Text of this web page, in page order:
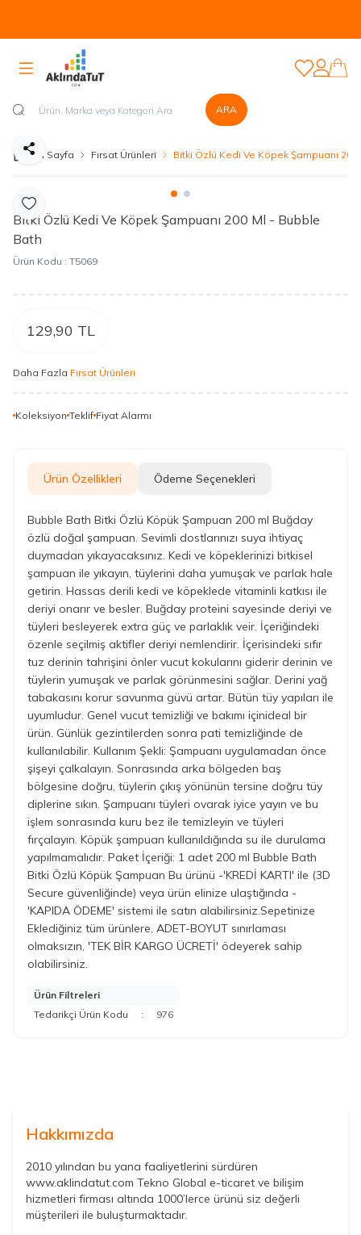
ARA
Hesabım
Favorilerim
Ana Sayfa Fırsat Ürünleri Bitki Özlü Kedi Ve Köpek Şampuanı
Favoriye Ekle
Paylaş
Bitki Özlü Kedi Ve Köpek Şampuanı 200 Ml - Bubble
Bath
Ürün Kodu : T5069
129,90 TL
Daha Fazla Fırsat Ürünleri
Koleksiyon Teklif Fiyat Alarmı
Ürün Özellikleri Ödeme Seçenekleri
Bubble Bath Bitki Özlü Köpük Şampuan 200 ml Buğday
özlü doğal şampuan. Sevimli dostlarınızı suya ihtiyaç
duymadan yıkayacaksınız. Kedi ve köpeklerinizi bitkisel
şampuan ile yıkayın, tüylerini daha yumuşak ve parlak hale
getirin. Hassas derili kedi ve köpeklede vitaminli katkısı ile
deriyi onarır ve besler. Buğday proteini sayesinde deriyi ve
tüyleri besleyerek extra güç ve parlaklık veir. İçeriğindeki
özenle seçilmiş aktifler deriyi nemlendirir. İçerisindeki sıfır
tuz derinin tahrişini önler vucut kokularını giderir derinin ve
tüylerin yumuşak ve parlak görünmesini sağlar. Derini yağ
tabakasını korur savunma güvü artar. Bütün tüy yapıları ile
uyumludur. Genel vucut temizliği ve bakımı içinideal bir
ürün. Günlük gezintilerden sonra pati temizliğinde de
kullanılabilir. Kullanım Şekli: Şampuanı uygulamadan önce
şişeyi çalkalayın. Sonrasında arka bölgeden baş
bölgesine doğru, tüylerin çıkış yönünün tersine doğru tüy
diplerine sıkın. Şampuanı tüyleri ovarak iyice yayın ve bu
işlem sonrasında kuru bez ile temizleyin ve tüyleri
fırçalayın. Köpük şampuan kullanıldığında su ile durulama
yapılmamalıdır. Paket İçeriği: 1 adet 200 ml Bubble Bath
Bitki Özlü Köpük Şampuan Bu ürünü -'KREDİ KARTI' ile (3D
Secure güvenliğinde) veya ürün elinize ulaştığında -
'KAPIDA ÖDEME' sistemi ile satın alabilirsiniz.Sepetinize
Eklediğiniz tüm ürünlere, ADET-BOYUT sınırlaması
olmaksızın, 'TEK BİR KARGO ÜCRETİ' ödeyerek sahip
olabilirsiniz.
Ürün Filtreleri
Tedarikçi Ürün Kodu
: 976
Hakkımızda
2010 yılından bu yana faaliyetlerini sürdüren
www.aklindatut.com Tekno Global e-ticaret ve bilişim
hizmetleri firması altında 1000’lerce ürünü siz değerli
müşterileri ile buluşturmaktadır.